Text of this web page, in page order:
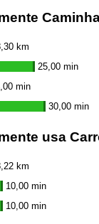
km
25,00 min
min
30,00 min
usa
km
10,00 min
10,00 min